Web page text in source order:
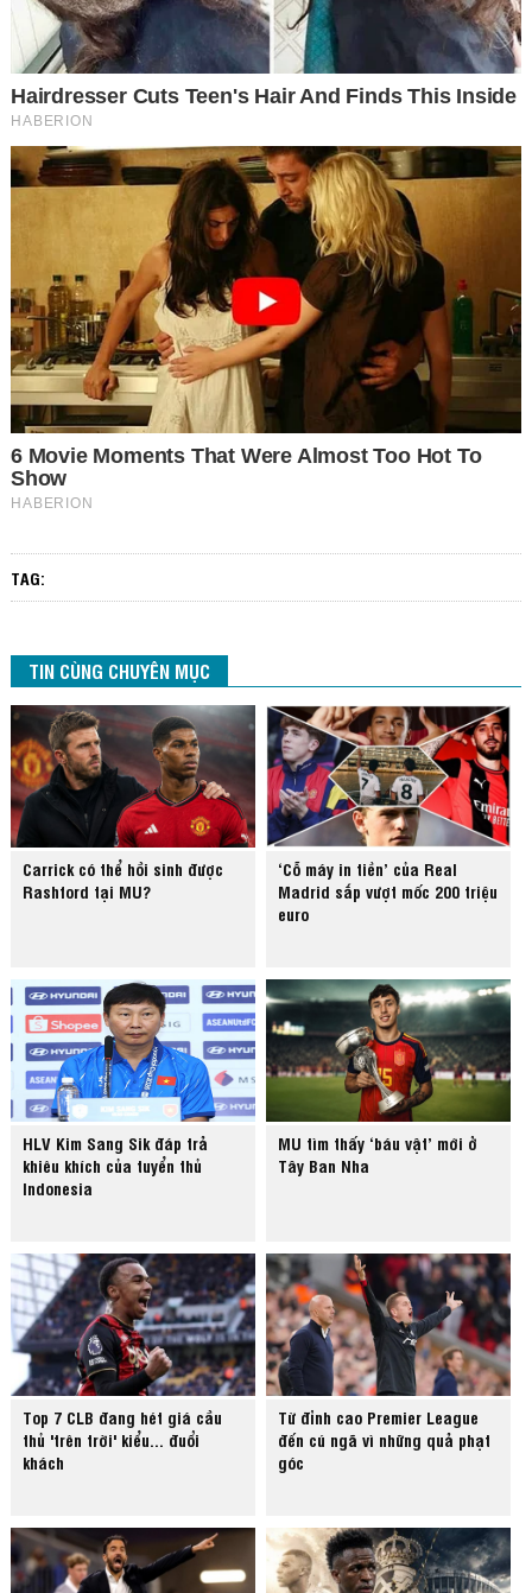
TAG:
TIN CÙNG CHUYÊN MỤC
Carrick có thể hồi sinh được
Rashford tại MU?
‘Cỗ máy in tiền’ của Real
Madrid sắp vượt mốc 200 triệu
euro
HLV Kim Sang Sik đáp trả
khiêu khích của tuyển thủ
Indonesia
MU tìm thấy ‘báu vật’ mới ở
Tây Ban Nha
Top 7 CLB đang hét giá cầu
thủ 'trên trời' kiểu... đuổi
khách
Từ đỉnh cao Premier League
đến cú ngã vì những quả phạt
góc